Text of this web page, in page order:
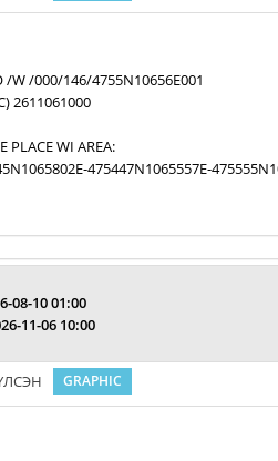
W /000/146/4755N10656E001
2611061000
PLACE WI AREA:
475447N1065557E-
08-10 01:00
11-06 10:00
GRAPHIC